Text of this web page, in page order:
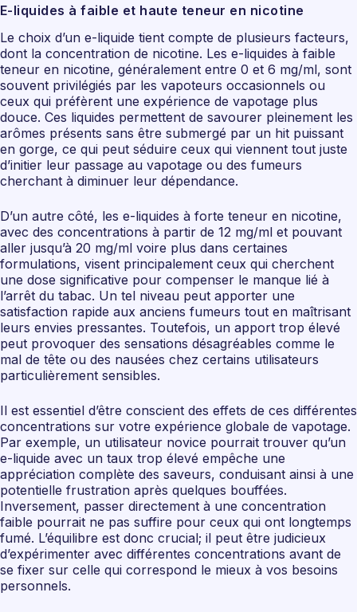
E-liquides à faible et haute teneur en nicotine
Le choix d’un e-liquide tient compte de plusieurs facteurs,
dont la concentration de nicotine. Les e-liquides à faible
teneur en nicotine, généralement entre 0 et 6 mg/ml, sont
souvent privilégiés par les vapoteurs occasionnels ou
ceux qui préfèrent une expérience de vapotage plus
douce. Ces liquides permettent de savourer pleinement les
arômes présents sans être submergé par un hit puissant
en gorge, ce qui peut séduire ceux qui viennent tout juste
d’initier leur passage au vapotage ou des fumeurs
cherchant à diminuer leur dépendance.
D’un autre côté, les e-liquides à forte teneur en nicotine,
avec des concentrations à partir de 12 mg/ml et pouvant
aller jusqu’à 20 mg/ml voire plus dans certaines
formulations, visent principalement ceux qui cherchent
une dose significative pour compenser le manque lié à
l’arrêt du tabac. Un tel niveau peut apporter une
satisfaction rapide aux anciens fumeurs tout en maîtrisant
leurs envies pressantes. Toutefois, un apport trop élevé
peut provoquer des sensations désagréables comme le
mal de tête ou des nausées chez certains utilisateurs
particulièrement sensibles.
Il est essentiel d’être conscient des effets de ces différentes
concentrations sur votre expérience globale de vapotage.
Par exemple, un utilisateur novice pourrait trouver qu’un
e-liquide avec un taux trop élevé empêche une
appréciation complète des saveurs, conduisant ainsi à une
potentielle frustration après quelques bouffées.
Inversement, passer directement à une concentration
faible pourrait ne pas suffire pour ceux qui ont longtemps
fumé. L’équilibre est donc crucial; il peut être judicieux
d’expérimenter avec différentes concentrations avant de
se fixer sur celle qui correspond le mieux à vos besoins
personnels.